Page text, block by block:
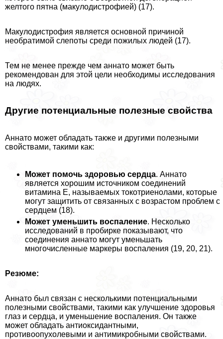
желтого пятна (макулодистрофией) (17).
Макулодистрофия является основной причиной
необратимой слепоты среди пожилых людей (17).
Тем не менее прежде чем аннато может быть
рекомендован для этой цели необходимы исследования
на людях.
Другие потенциальные полезные свойства
Аннато может обладать также и другими полезными
свойствами, такими как:
Может помочь здоровью сердца. Аннато
является хорошим источником соединений
витамина E, называемых токотриенолами, которые
могут защитить от связанных с возрастом проблем с
сердцем (18).
Может уменьшить воспаление. Несколько
исследований в пробирке показывают, что
соединения аннато могут уменьшать
многочисленные маркеры воспаления (19, 20, 21).
Резюме:
Аннато был связан с несколькими потенциальными
полезными свойствами, такими как улучшение здоровья
глаз и сердца, и уменьшение воспаления. Он также
может обладать антиоксидантными,
противоопухолевыми и антимикробными свойствами.